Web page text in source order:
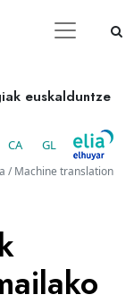
euskalduntze
CA GL
/ Machine translation